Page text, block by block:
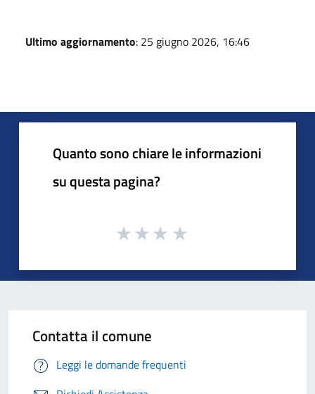
Ultimo aggiornamento: 25 giugno 2026, 16:46
Quanto sono chiare le informazioni
su questa pagina?
Contatta il comune
Leggi le domande frequenti